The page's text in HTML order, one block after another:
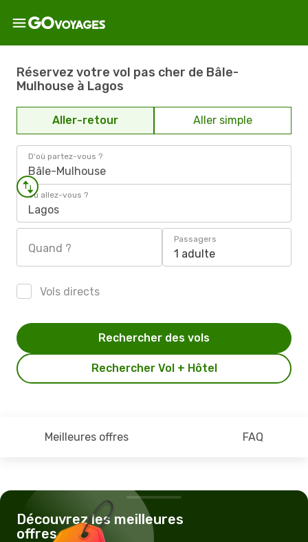
Réservez votre vol pas cher de Bâle-
Mulhouse à Lagos
Aller-retour Aller simple
D'où partez-vous ?
Bâle-Mulhouse
Où allez-vous ?
Lagos
Quand ?
Passagers
1 adulte
Vols directs
Rechercher Vol + Hôtel
Rechercher des vols
Meilleures offres FAQ
Découvrez les meilleures
offres